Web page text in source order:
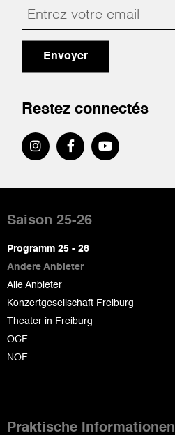
Envoyer
Restez connectés
de
page
Saison 25-26
Programm 25 - 26
Andere Anbieter
Alle Anbieter
Konzertgesellschaft Freiburg
Theater in Freiburg
OCF
NOF
Praktische Informationen